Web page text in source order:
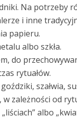
Na potrzeby
i inne
papieru.
albo szkła.
do
rytuałów.
szałwia,
zależności od
albo